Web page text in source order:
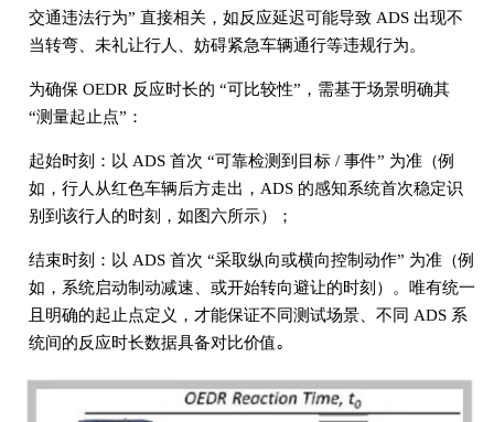
交通违法行为” 直接相关，如反应延迟可能导致 ADS 出现不
当转弯、未礼让行人、妨碍紧急车辆通行等违规行为。
为确保 OEDR 反应时长的 “可比较性”，需基于场景明确其
“测量起止点”：
起始时刻：以 ADS 首次 “可靠检测到目标 / 事件” 为准（例
如，行人从红色车辆后方走出，ADS 的感知系统首次稳定识
别到该行人的时刻，如图六所示）；
结束时刻：以 ADS 首次 “采取纵向或横向控制动作” 为准（例
如，系统启动制动减速、或开始转向避让的时刻）。唯有统一
且明确的起止点定义，才能保证不同测试场景、不同 ADS 系
统间的反应时长数据具备对比价值｡